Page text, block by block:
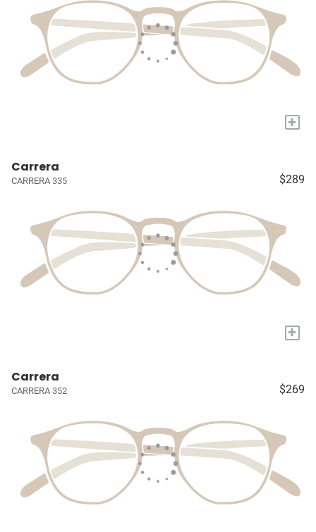
+
Carrera
CARRERA 335 $289
+
Carrera
CARRERA 352 $269